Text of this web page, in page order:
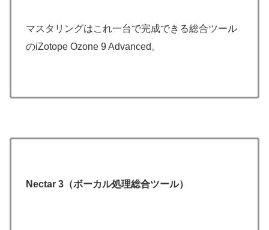
マスタリングはこれ一台で完成できる総合ツール
のiZotope Ozone 9 Advanced。
Nectar 3（ボーカル処理総合ツール）